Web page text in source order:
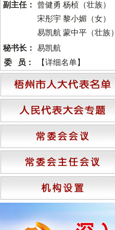
副主任：
曾健勇 杨桢（壮族）
宋彤宇 黎小媚（女）
易凯航 蒙中平（壮族）
秘书长：
易凯航
委 员：
【详细名单】